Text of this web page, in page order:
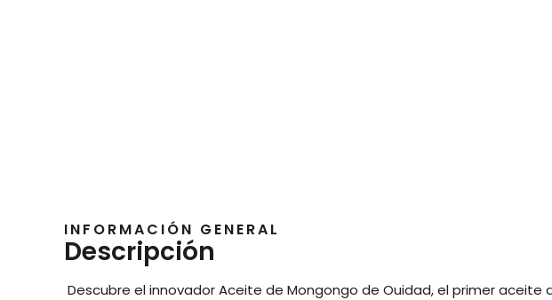
INFORMACIÓN GENERAL
Descripción
Descubre el innovador Aceite de Mongongo de Ouidad, el primer aceite